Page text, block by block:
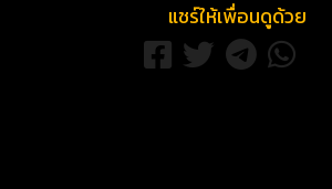
แชร์ให้เพื่อนดูด้วย